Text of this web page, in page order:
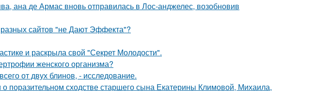
ана де Армас вновь отправилась в Лос-анджелес, возобновив
сайтов "не Дают Эффекта"?
и раскрыла свой "Секрет Молодости".
женского организма?
от двух блинов, - исследование.
о поразительном сходстве старшего сына Екатерины Климовой, Михаила,